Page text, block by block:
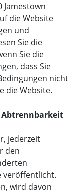
Jamestown
die Website
und
Sie die
Sie die
dass Sie
nicht
die Website.
Abtrennbarkeit
jederzeit
den
veröffentlicht.
wird davon